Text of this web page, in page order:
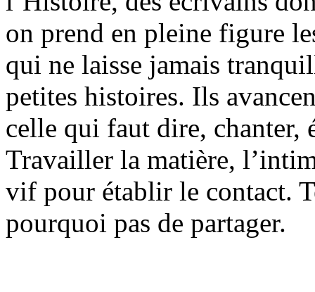
on prend en pleine figure
qui ne laisse jamais
petites histoires. Ils
celle qui faut dire, chanter,
Travailler la matière,
vif pour établir le contact.
pourquoi pas de partager.